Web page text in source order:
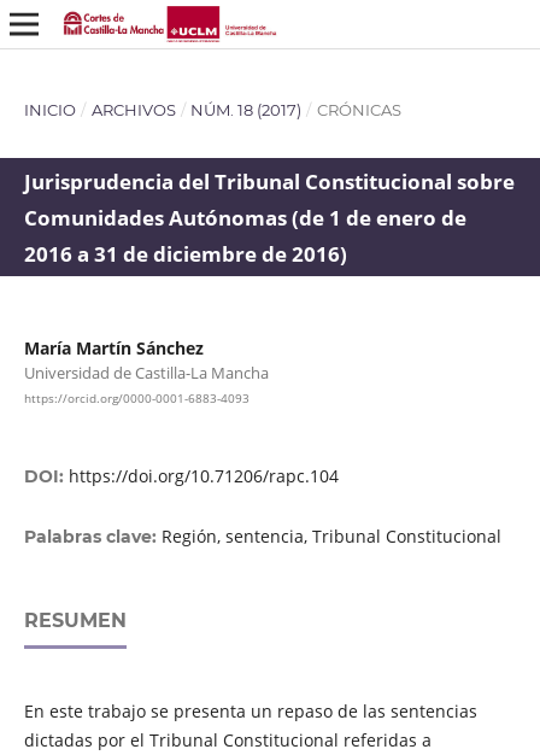
INICIO / ARCHIVOS / NÚM. 18 (2017) / CRÓNICAS
Jurisprudencia del Tribunal Constitucional sobre
Comunidades Autónomas (de 1 de enero de
2016 a 31 de diciembre de 2016)
María Martín Sánchez
Universidad de Castilla-La Mancha
https://orcid.org/0000-0001-6883-4093
DOI: https://doi.org/10.71206/rapc.104
Palabras clave: Región, sentencia, Tribunal Constitucional
RESUMEN
En este trabajo se presenta un repaso de las sentencias
dictadas por el Tribunal Constitucional referidas a